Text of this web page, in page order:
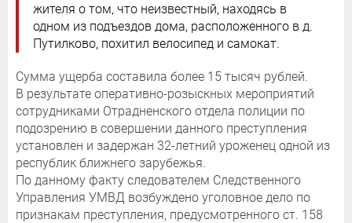
жителя о том, что неизвестный, находясь в
одном из подъездов дома, расположенного в д.
Путилково, похитил велосипед и самокат.
Сумма ущерба составила более 15 тысяч рублей.
В результате оперативно-розыскных мероприятий
сотрудниками Отрадненского отдела полиции по
подозрению в совершении данного преступления
установлен и задержан 32-летний уроженец одной из
республик ближнего зарубежья.
По данному факту следователем Следственного
Управления УМВД возбуждено уголовное дело по
признакам преступления, предусмотренного ст. 158